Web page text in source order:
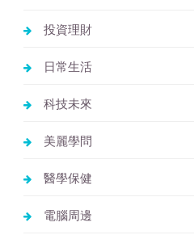
投資理財
日常生活
科技未來
美麗學問
醫學保健
電腦周邊